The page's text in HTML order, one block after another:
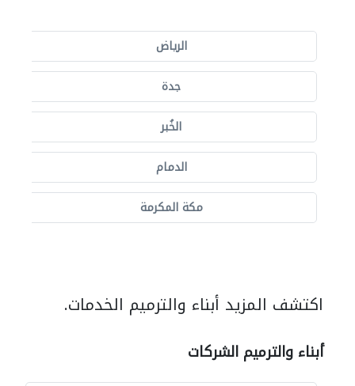
الرياض
جدة
الخُبر
الدمام
مكة المكرمة
اكتشف المزيد أبناء والترميم الخدمات.
أبناء والترميم الشركات